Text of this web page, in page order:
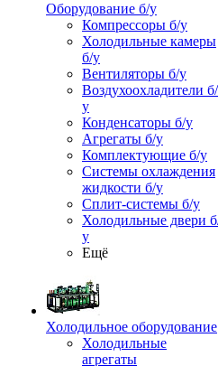
Оборудование б/у
Компрессоры б/у
Холодильные камеры
б/у
Вентиляторы б/у
Воздухоохладители б/
у
Конденсаторы б/у
Агрегаты б/у
Комплектующие б/у
Системы охлаждения
жидкости б/у
Сплит-системы б/у
Холодильные двери
у
Ещё
Холодильное оборудование
Холодильные
агрегаты